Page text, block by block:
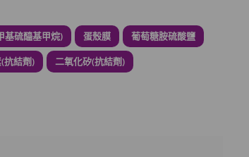
基硫醯基甲烷) 蛋殼膜
葡萄糖胺硫酸鹽
抗結劑)
二氧化矽(抗結劑)